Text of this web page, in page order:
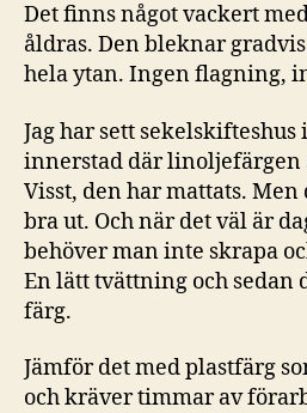
Det finns något vackert
åldras. Den bleknar
hela ytan. Ingen flagning,
Jag har sett sekelskifteshus
innerstad där linoljefärgen
Visst, den har mattats.
bra ut. Och när det väl är
behöver man inte skrapa
En lätt tvättning och sedan
färg.
Jämför det med plastfärg
och kräver timmar av